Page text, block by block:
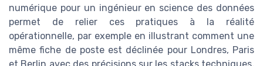
numérique pour un ingénieur en science des données
permet de relier ces pratiques à la réalité
opérationnelle, par exemple en illustrant comment une
même fiche de poste est déclinée pour Londres, Paris
et Berlin avec des précisions sur les stacks techniques,